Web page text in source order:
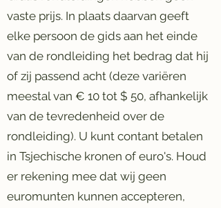
vaste prijs. In plaats daarvan geeft
elke persoon de gids aan het einde
van de rondleiding het bedrag dat hij
of zij passend acht (deze variëren
meestal van € 10 tot $ 50, afhankelijk
van de tevredenheid over de
rondleiding). U kunt contant betalen
in Tsjechische kronen of euro's. Houd
er rekening mee dat wij geen
euromunten kunnen accepteren,